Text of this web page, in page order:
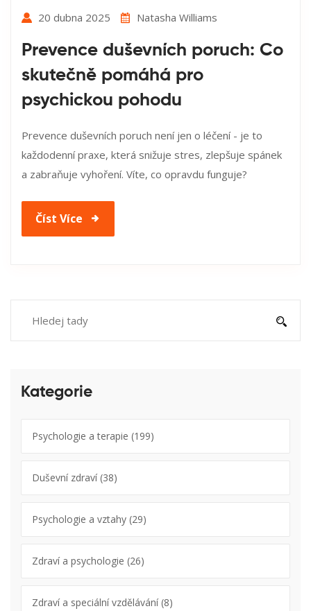
20 dubna 2025 Natasha Williams
Prevence duševních poruch: Co
skutečně pomáhá pro
psychickou pohodu
Prevence duševních poruch není jen o léčení - je to
každodenní praxe, která snižuje stres, zlepšuje spánek
a zabraňuje vyhoření. Víte, co opravdu funguje?
Číst Více
Kategorie
Psychologie a terapie (199)
Duševní zdraví(38)
Psychologie a vztahy (29)
Zdraví a psychologie (26)
Zdraví a speciální vzdělávání(8)